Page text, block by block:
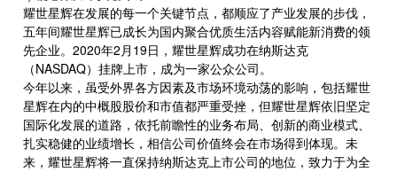
耀世星辉在发展的每一个关键节点，都顺应了产业发展的步伐，
五年间耀世星辉已成长为国内聚合优质生活内容赋能新消费的领
先企业。2020年2月19日，耀世星辉成功在纳斯达克
（NASDAQ）挂牌上市，成为一家公众公司。
今年以来，虽受外界各方因素及市场环境动荡的影响，包括耀世
星辉在内的中概股股价和市值都严重受挫，但耀世星辉依旧坚定
国际化发展的道路，依托前瞻性的业务布局、创新的商业模式、
扎实稳健的业绩增长，相信公司价值终会在市场得到体现。未
来，耀世星辉将一直保持纳斯达克上市公司的地位，致力于为全